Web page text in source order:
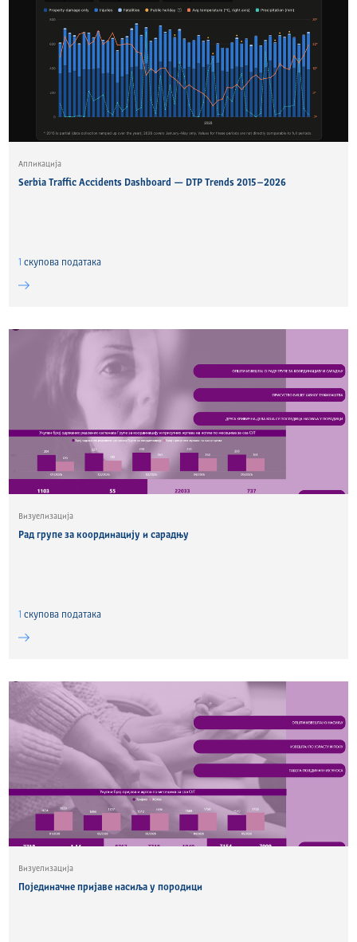
Апликација
Serbia Traffic Accidents Dashboard — DTP Trends 2015–2026
1 скуповa података
Визуелизација
Рад групе за координацију и сарадњу
1 скуповa података
Визуелизација
Појединачне пријаве насиља у породици